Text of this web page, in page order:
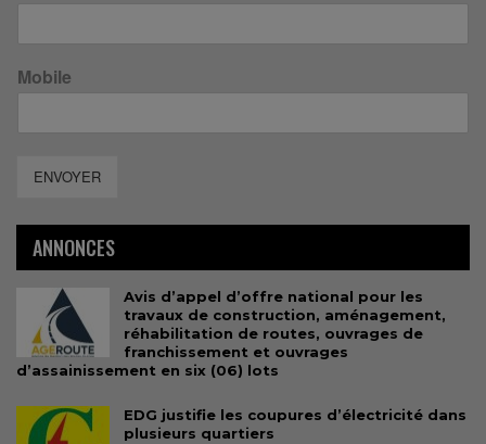
Mobile
ENVOYER
ANNONCES
Avis d’appel d’offre national pour les
travaux de construction, aménagement,
réhabilitation de routes, ouvrages de
franchissement et ouvrages
d’assainissement en six (06) lots
EDG justifie les coupures d’électricité dans
plusieurs quartiers